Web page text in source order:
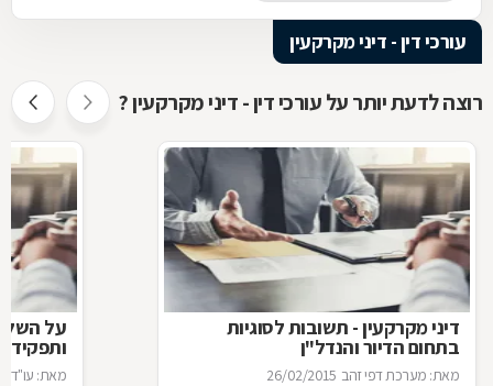
עורכי דין - דיני מקרקעין
רוצה לדעת יותר על עורכי דין - דיני מקרקעין ?
דיני מקרקעין - תשובות לסוגיות
בתחום הדיור והנדל"ן
מאת: מערכת דפי זהב 26/02/2015 מאת: עו"ד